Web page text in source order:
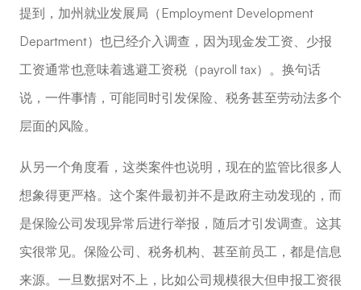
提到，加州就业发展局（Employment Development
Department）也已经介入调查，因为现金发工资、少报
工资通常也意味着逃避工资税（payroll tax）。换句话
说，一件事情，可能同时引发保险、税务甚至劳动法多个
层面的风险。
从另一个角度看，这类案件也说明，现在的监管比很多人
想象得更严格。这个案件最初并不是政府主动发现的，而
是保险公司发现异常后进行举报，随后才引发调查。这其
实很常见。保险公司、税务机构、甚至前员工，都是信息
来源。一旦数据对不上，比如公司规模很大但申报工资很